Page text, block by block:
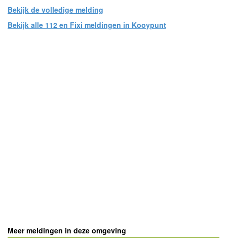
Bekijk de volledige melding
Bekijk alle 112 en Fixi meldingen in Kooypunt
Meer meldingen in deze omgeving